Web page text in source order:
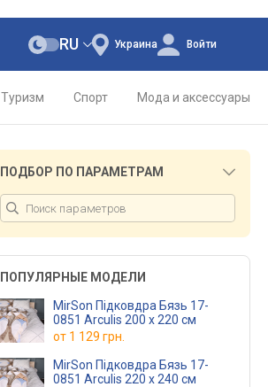
Украина
RU Войти
Туризм Спорт Мода и аксессуары
ПОДБОР ПО ПАРАМЕТРАМ
ПОПУЛЯРНЫЕ МОДЕЛИ
MirSon Підковдра Бязь 17-
0851 Arculis 200 x 220 см
от 1 129 грн.
MirSon Підковдра Бязь 17-
0851 Arculis 220 x 240 см